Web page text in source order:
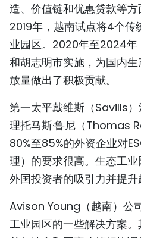
造、价值链和优惠贷款等
2019年，越南试点将4个传
业园区。2020年至2024年
和胡志明市实施，为国内
放量做出了积极贡献。
第一太平戴维斯（Savills
理托马斯·鲁尼（Thomas
80%至85%的外资企业对
理）的要求很高。生态工
外国投资者的吸引力并提升
Avison Young（越南）公
工业园区的一些解决方案